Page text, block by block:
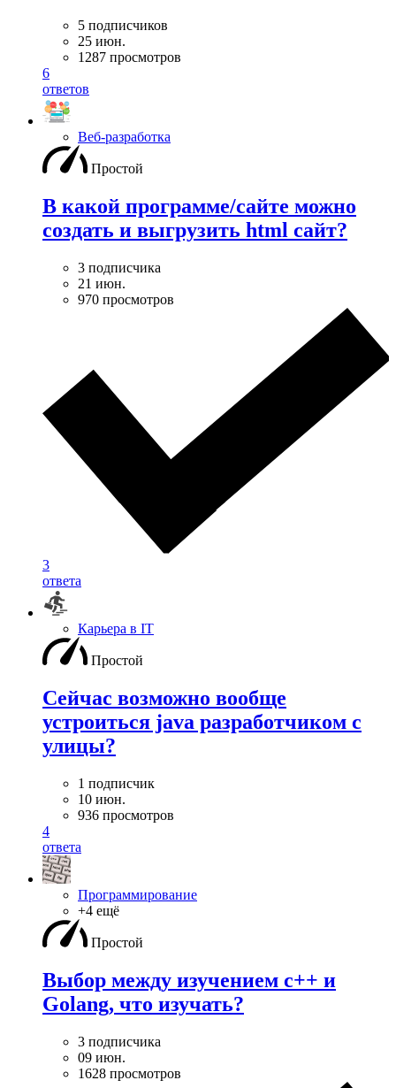
5 подписчиков
25 июн.
1287 просмотров
6
ответов
Веб-разработка
Простой
В какой программе/сайте можно
создать и выгрузить html сайт?
3 подписчика
21 июн.
970 просмотров
3
ответа
Карьера в IT
Простой
Сейчас возможно вообще
устроиться java разработчиком с
улицы?
1 подписчик
10 июн.
936 просмотров
4
ответа
Программирование
+4 ещё
Простой
Выбор между изучением c++ и
Golang, что изучать?
3 подписчика
09 июн.
1628 просмотров